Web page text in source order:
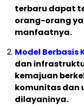
terbaru dapat
orang-orang
manfaatnya.
Model Berbasis
dan
kemajuan
komunitas dan
dilayaninya.